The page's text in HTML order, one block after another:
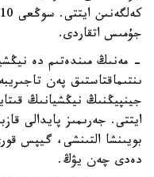
جۇمىس اتقاردى.
- مەنىڭ مىندەتىم دە
ىنتىماقتاستىق پەن
جينپيڭنىڭ نيڭشيانىڭ
ايتتى. جەرىمىز پايدالى
بويىنشا التىنشى، گيپس
دەدى چەن يۋڭ.